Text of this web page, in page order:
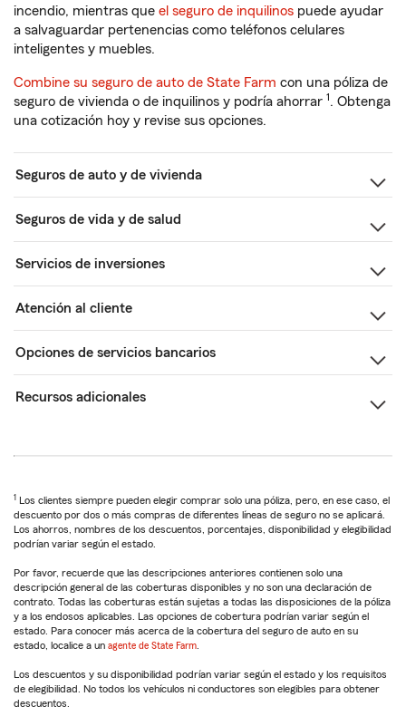
incendio, mientras que el seguro de inquilinos puede ayudar
a salvaguardar pertenencias como teléfonos celulares
inteligentes y muebles.
Combine su seguro de auto de State Farm con una póliza de
seguro de vivienda o de inquilinos y podría ahorrar 1. Obtenga
una cotización hoy y revise sus opciones.
Seguros de auto y de vivienda
Seguros de vida y de salud
Servicios de inversiones
Atención al cliente
Opciones de servicios bancarios
Recursos adicionales
1 Los clientes siempre pueden elegir comprar solo una póliza, pero, en ese caso, el
descuento por dos o más compras de diferentes líneas de seguro no se aplicará.
Los ahorros, nombres de los descuentos, porcentajes, disponibilidad y elegibilidad
podrían variar según el estado.
Por favor, recuerde que las descripciones anteriores contienen solo una
descripción general de las coberturas disponibles y no son una declaración de
contrato. Todas las coberturas están sujetas a todas las disposiciones de la póliza
y a los endosos aplicables. Las opciones de cobertura podrían variar según el
estado. Para conocer más acerca de la cobertura del seguro de auto en su
estado, localice a un agente de State Farm
Los descuentos y su disponibilidad podrían variar según el estado y los requisitos
de elegibilidad. No todos los vehículos ni conductores son elegibles para obtener
descuentos.